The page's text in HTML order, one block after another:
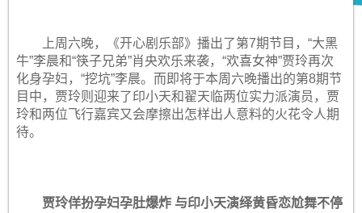
上周六晚，《开心剧乐部》播出了第7期节目，“大黑
牛”李晨和“筷子兄弟”肖央欢乐来袭，“欢喜女神”贾玲再次
化身孕妇，“挖坑”李晨。而即将于本周六晚播出的第8期节
目中，贾玲则迎来了印小天和翟天临两位实力派演员，贾
玲和两位飞行嘉宾又会摩擦出怎样出人意料的火花令人期
待。
贾玲佯扮孕妇孕肚爆炸 与印小天演绎黄昏恋尬舞不停